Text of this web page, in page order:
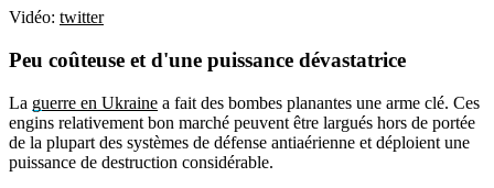
Vidéo: twitter
Peu coûteuse et d'une puissance dévastatrice
La guerre en Ukraine a fait des bombes planantes une arme clé. Ces
engins relativement bon marché peuvent être largués hors de portée
de la plupart des systèmes de défense antiaérienne et déploient une
puissance de destruction considérable.